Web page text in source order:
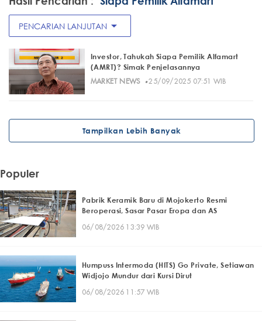
PENCARIAN LANJUTAN arrow_drop_down
Investor, Tahukah Siapa Pemilik Alfamart
(AMRT)? Simak Penjelasannya
MARKET NEWS· 25/09/2025 07:51 WIB
Tampilkan Lebih Banyak
Populer
Pabrik Keramik Baru di Mojokerto Resmi
Beroperasi, Sasar Pasar Eropa dan AS
06/08/2026 13:39 WIB
Humpuss Intermoda (HITS) Go Private, Setiawan
Widjojo Mundur dari Kursi Dirut
06/08/2026 11:57 WIB